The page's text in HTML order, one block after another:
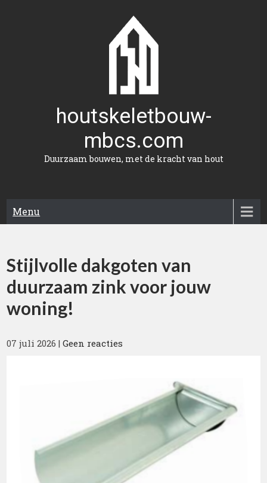
houtskeletbouw-
mbcs.com
Duurzaam bouwen, met de kracht van hout
Menu
Stijlvolle dakgoten van
duurzaam zink voor jouw
woning!
07 juli 2026 |Geen reacties